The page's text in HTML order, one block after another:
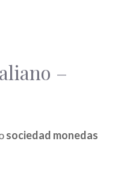
–
sociedad monedas